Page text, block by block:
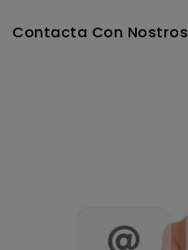
Contacta Con Nostros